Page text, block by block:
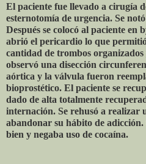
El paciente fue llevado a cirugía
esternotomía de urgencia. Se
Después se colocó al paciente en
abrió el pericardio lo que
cantidad de trombos
observó una disección
aórtica y la válvula fueron
bioprostético. El paciente se
dado de alta totalmente
internación. Se rehusó a realizar
abandonar su hábito de adicción.
bien y negaba uso de cocaína.